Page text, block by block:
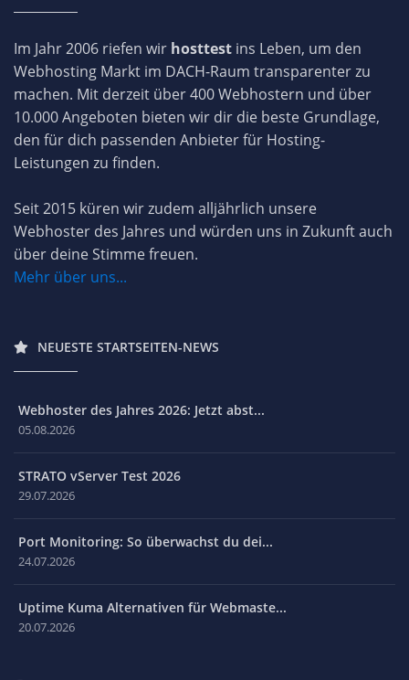
Im Jahr 2006 riefen wir hosttest ins Leben, um den
Webhosting Markt im DACH-Raum transparenter zu
machen. Mit derzeit über 400 Webhostern und über
10.000 Angeboten bieten wir dir die beste Grundlage,
den für dich passenden Anbieter für Hosting-
Leistungen zu finden.
Seit 2015 küren wir zudem alljährlich unsere
Webhoster des Jahres und würden uns in Zukunft auch
über deine Stimme freuen.
Mehr über uns...
NEUESTE STARTSEITEN-NEWS
Webhoster des Jahres 2026: Jetzt abst...
05.08.2026
STRATO vServer Test 2026
29.07.2026
Port Monitoring: So überwachst du dei...
24.07.2026
Uptime Kuma Alternativen für Webmaste...
20.07.2026